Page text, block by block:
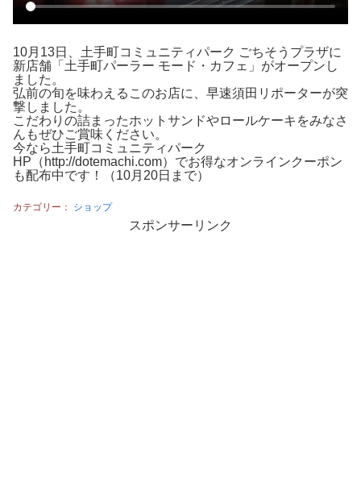
10月13日、土手町コミュニティパーク ごちそうプラザに
新店舗「土手町パーラー モード・カフェ」がオープンし
ました。
弘前の旬を味わえるこのお店に、早速須田リポーターが突
撃しました。
こだわりの詰まったホットサンドやロールケーキをみなさ
んもぜひご賞味ください。
今なら土手町コミュニティパーク
HP（http://dotemachi.com）でお得なオンラインクーポン
も配布中です！（10月20日まで）
カテゴリー： ショップ
スポンサーリンク